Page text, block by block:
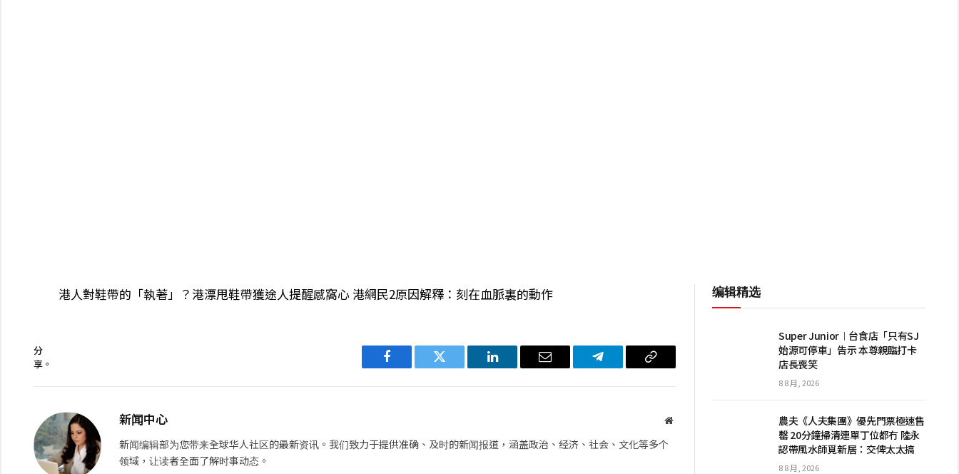
港人對鞋帶的「執著」？港漂甩鞋帶獲途人提醒感窩心 港網民2原因解釋：刻在血脈裏的動作
分
享。
Facebook Twitter LinkedIn 电
Telegram 复
新闻中心
网
新闻编辑部为您带来全球华人社区的最新资讯。我们致力于提供准确、及时的新闻报道，涵盖政治、经济、社会、文化等多个
领域，让读者全面了解时事动态。
编辑精选
Super Junior︱台食店「只有SJ
始源可停車」告示 本尊親臨打卡
店長喪笑
8 8 月, 2026
農夫《人夫集團》優先門票極速售
罄 20分鐘掃清連單丁位都冇 陸永
認帶風水師覓新居：交俾太太搞
8 8 月, 2026